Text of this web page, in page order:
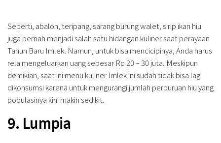
Seperti, abalon, teripang, sarang burung walet, sirip ikan hiu
juga pernah menjadi salah satu hidangan kuliner saat perayaan
Tahun Baru Imlek. Namun, untuk bisa mencicipinya, Anda harus
rela mengeluarkan uang sebesar Rp 20 – 30 juta. Meskipun
demikian, saat ini menu kuliner Imlek ini sudah tidak bisa lagi
dikonsumsi karena untuk mengurangi jumlah perburuan hiu yang
populasinya kini makin sedikit.
9. Lumpia